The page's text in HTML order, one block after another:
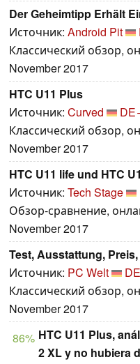
Der Geheimtipp Erhält
Источник: Android Pit
Классический обзор,
November 2017
HTC U11 Plus
Источник: Curved
Классический обзор,
November 2017
HTC U11 life und HTC
Источник: Tech Stage
Обзор-сравнение,
November 2017
Test, Ausstattung,
Источник: PC Welt
Классический обзор,
November 2017
86% HTC U11 Plus,
2 XL y no hubiera